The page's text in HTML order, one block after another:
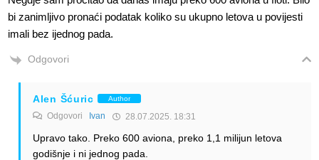
bi zanimljivo pronaći podatak koliko su ukupno letova u povijesti
imali bez ijednog pada.
Odgovori
Alen Šćuric Author
Odgovori Ivan 28.07.2025. 18:31
Upravo tako. Preko 600 aviona, preko 1,1 milijun letova
godišnje i ni jednog pada.